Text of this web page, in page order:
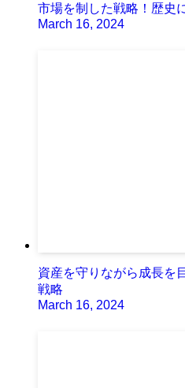
市場を制した戦略！歴史
March 16, 2024
資産を守りながら成長を
戦略
March 16, 2024